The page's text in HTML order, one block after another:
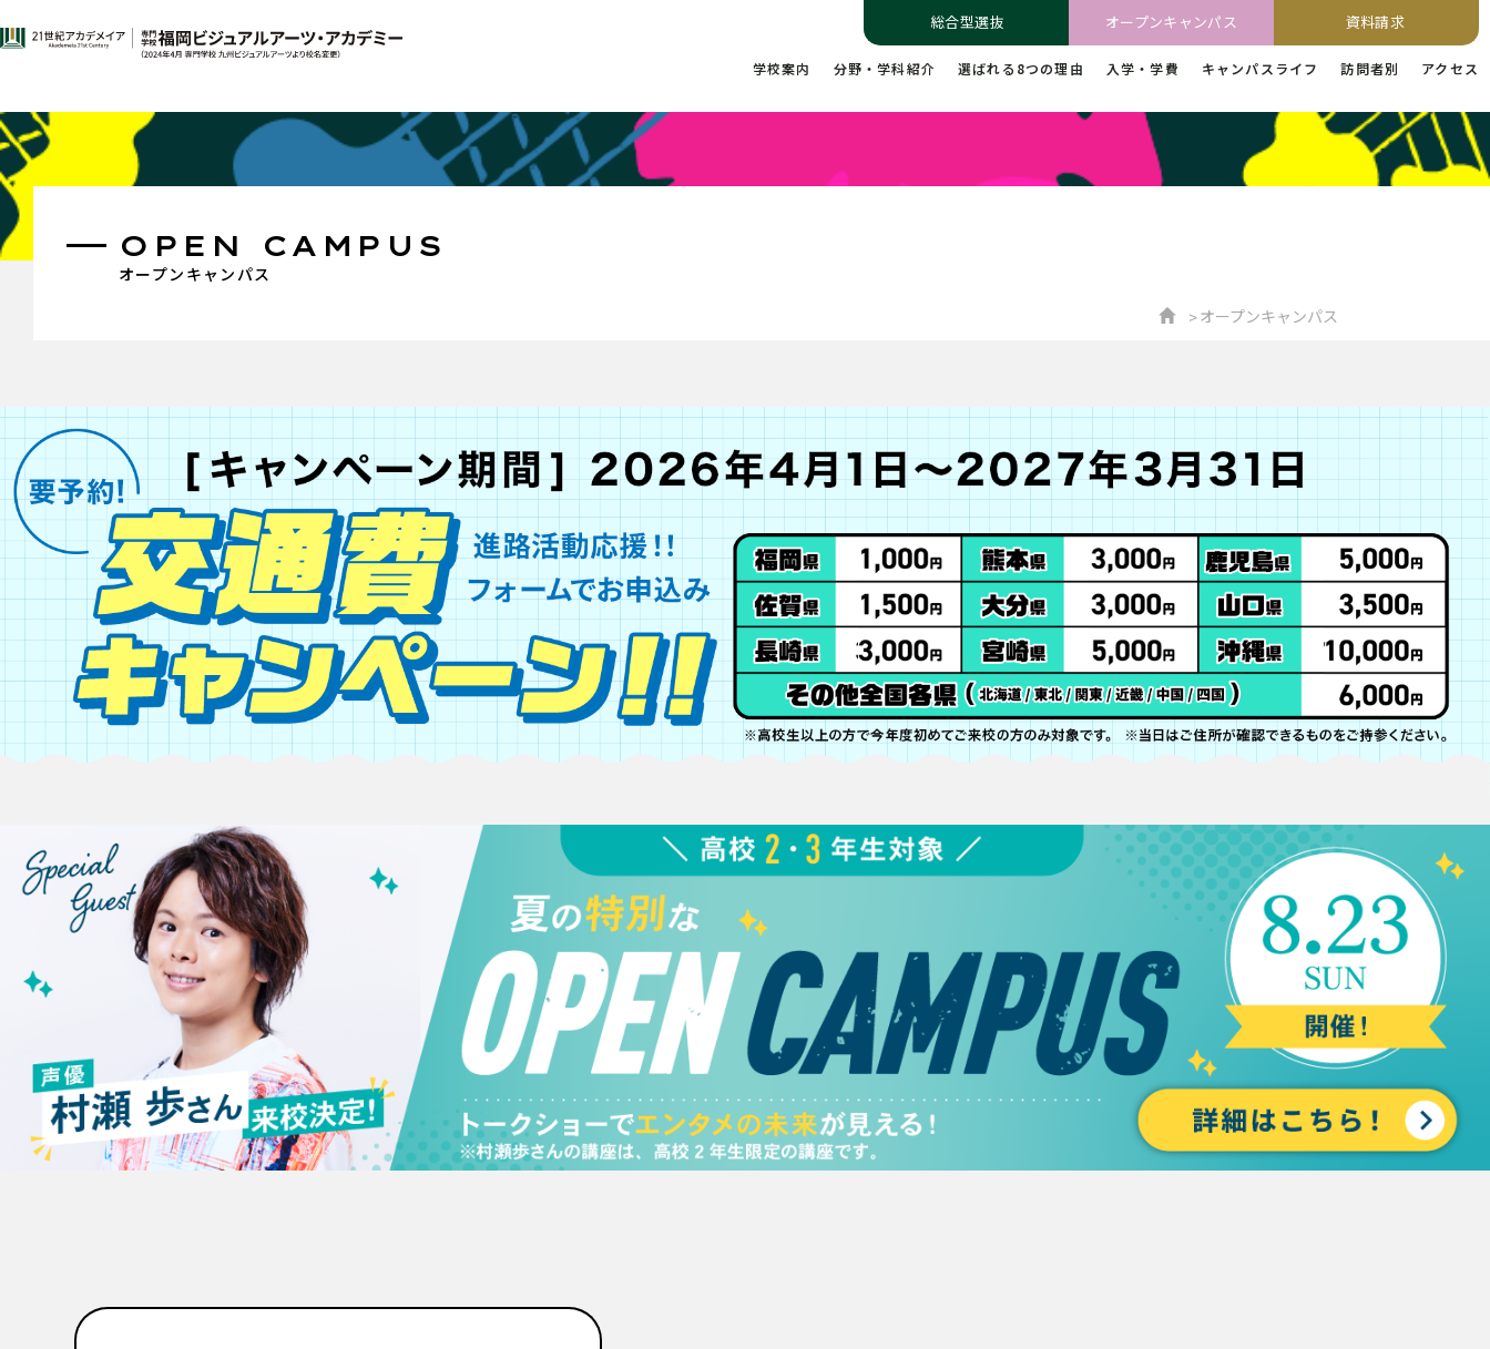
総合型選抜 オープンキャンパス 資料請求
学校案内 分野・学科紹介 選ばれる8つの理由 入学・学費 キャンパスライフ 訪問者別 アクセス
オープンキャンパス
OPEN CAMPUS
オープンキャンパス